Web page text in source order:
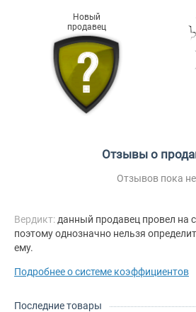
Новый
продавец
Отзывы о
Отзывов пока
Вердикт: данный продавец провел на
поэтому однозначно нельзя
ему.
Подробнее о системе коэффициентов
Последние товары